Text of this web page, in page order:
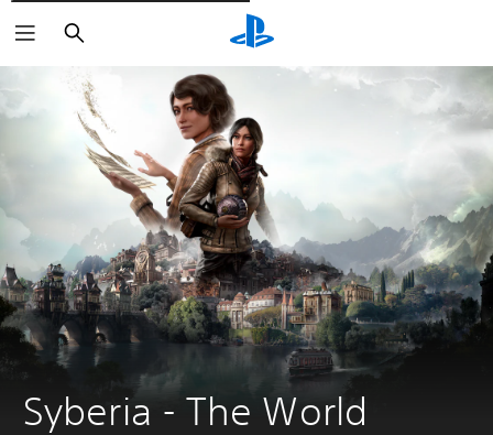
Søg
Syberia - The World